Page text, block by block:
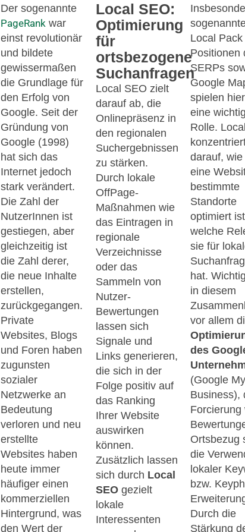
Der sogenannte
PageRank war
einst revolutionär
und bildete
gewissermaßen
die Grundlage für
den Erfolg von
Google. Seit der
Gründung von
Google (1998)
hat sich das
Internet jedoch
stark verändert.
Die Zahl der
NutzerInnen ist
gestiegen, aber
gleichzeitig ist
die Zahl derer,
die neue Inhalte
erstellen,
zurückgegangen.
Private
Websites, Blogs
und Foren haben
zugunsten
sozialer
Netzwerke an
Bedeutung
verloren und neu
erstellte
Websites haben
heute immer
häufiger einen
kommerziellen
Hintergrund, was
den Wert der
Local SEO:
Optimierung
für
ortsbezogene
Suchanfragen
Local SEO zielt
darauf ab, die
Onlinepräsenz in
den regionalen
Suchergebnissen
zu stärken.
Durch lokale
OffPage-
Maßnahmen wie
das Eintragen in
regionale
Verzeichnisse
oder das
Sammeln von
Nutzer-
Bewertungen
lassen sich
Signale und
Links generieren,
die sich in der
Folge positiv auf
das Ranking
Ihrer Website
auswirken
können.
Zusätzlich lassen
sich durch Local
SEOgezielt
lokale
Interessenten
Local Pack
Positionen
SERPs
Google
spielen
eine
Rolle.
darauf, wie
eine
bestimmte
Standorte
optimiert
welche
sie für
hat.
in diesem
vor allem
des
(Google My
Business),
Forcierung
Ortsbezug
die
lokaler
bzw.
Durch die
Stärkung